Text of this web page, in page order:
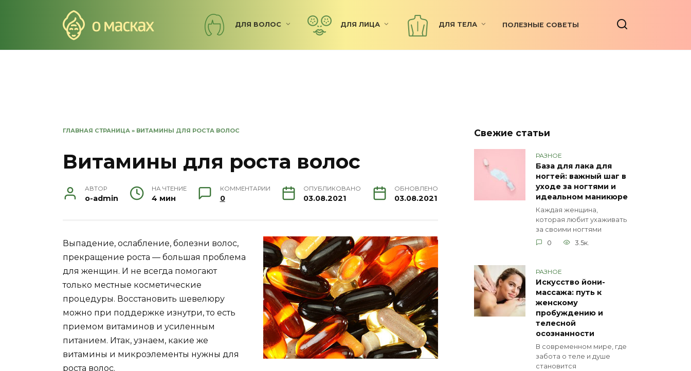
ДЛЯ ВОЛОС ДЛЯ ЛИЦА ДЛЯ ТЕЛА ПОЛЕЗНЫЕ СОВЕТЫ
ГЛАВНАЯ СТРАНИЦА » ВИТАМИНЫ ДЛЯ РОСТА ВОЛОС
Витамины для роста волос
АВТОР
o-admin
НА ЧТЕНИЕ
4 мин
КОММЕНТАРИИ
0
ОПУБЛИКОВАНО
03.08.2021
ОБНОВЛЕНО
03.08.2021
Выпадение, ослабление, болезни волос,
прекращение роста — большая проблема
для женщин. И не всегда помогают
только местные косметические
процедуры. Восстановить шевелюру
можно при поддержке изнутри, то есть
приемом витаминов и усиленным
питанием. Итак, узнаем, какие же
витамины и микроэлементы нужны для
роста волос.
Свежие статьи
РАЗНОЕ
База для лака для
ногтей: важный шаг в
уходе за ногтями и
идеальном маникюре
Каждая женщина,
которая любит ухаживать
за своими ногтями
0
3.5к.
РАЗНОЕ
Искусство йони-
массажа: путь к
женскому
пробуждению и
телесной
осознанности
В современном мире, где
забота о теле и душе
становится